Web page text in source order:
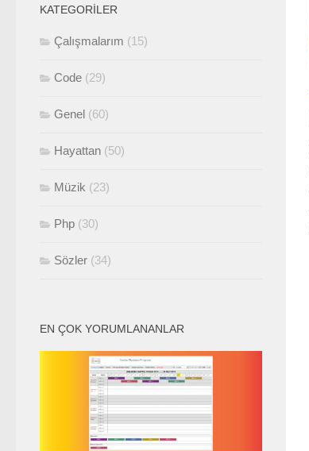
KATEGORILER
Çalışmalarım (15)
Code (29)
Genel (60)
Hayattan (50)
Müzik (23)
Php (30)
Sözler (34)
EN ÇOK YORUMLANANLAR